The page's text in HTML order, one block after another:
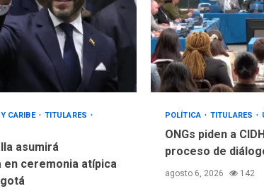
CARIBE
TITULARES
asumirá
en ceremonia atípica
POLÍTICA TITULARES
ONGs piden a
proceso de
agosto 6, 2026 142